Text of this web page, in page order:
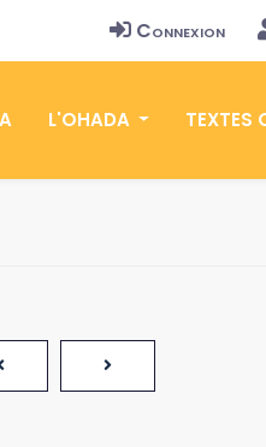
Connexion
L'OHADA TEXTES